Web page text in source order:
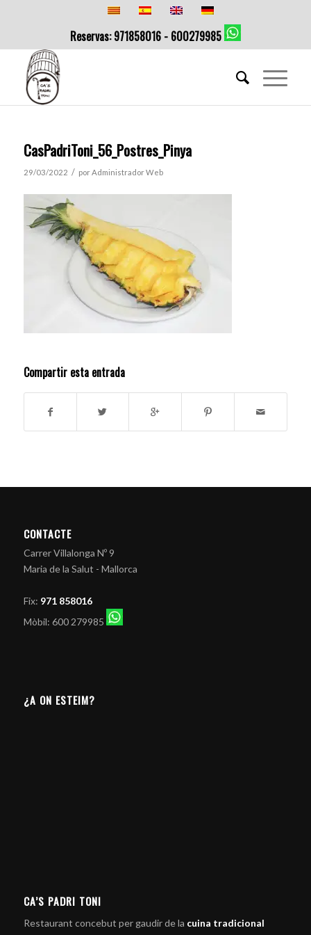
Reservas: 971858016 - 600279985
CasPadriToni_56_Postres_Pinya
29/03/2022 / porAdministrador Web
Compartir esta entrada
CONTACTE
Carrer Villalonga Nº 9
Maria de la Salut - Mallorca
Fix: 971 858016
Mòbil: 600 279985
¿A ON ESTEIM?
CA’S PADRI TONI
Restaurant concebut per gaudir de la cuina tradicional